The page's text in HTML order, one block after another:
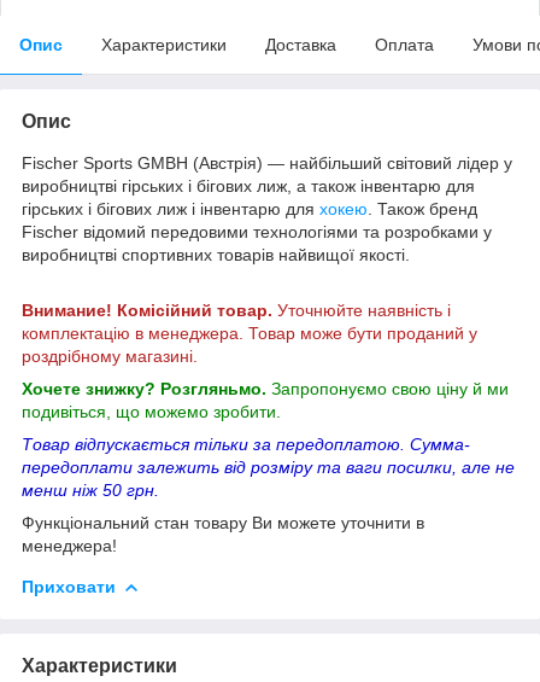
Опис Характеристики Доставка Оплата Умови
Опис
Fischer Sports GMBH (Австрія) — найбільший світовий лідер у
виробництві гірських і бігових лиж, а також інвентарю для
гірських і бігових лиж і інвентарю для хокею . Також бренд
Fischer відомий передовими технологіями та розробками у
виробництві спортивних товарів найвищої якості.
Внимание! Комісійний товар. Уточнюйте наявність і
комплектацію в менеджера. Товар може бути проданий у
роздрібному магазині.
Хочете знижку? Розгляньмо. Запропонуємо свою ціну й ми
подивіться, що можемо зробити.
Товар відпускається тільки за передоплатою. Сумма-
передоплати залежить від розміру та ваги посилки, але не
менш ніж 50 грн.
Функціональний стан товару Ви можете уточнити в
менеджера!
Приховати
Характеристики